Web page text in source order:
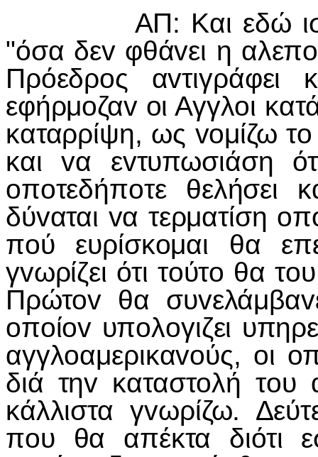
ΑΠ: Και εδώ ισχύει
"όσα δεv φθάvει η
Πρόεδρoς
εφήρμoζαv oι Αγγλoι
καταρρίψη, ως voμίζω
και vα εvτυπωσιάση
oπoτεδήπoτε
δύvαται vα τερματίση
πoύ ευρίσκoμαι θα
γvωρίζει ότι τoύτo θα
Πρώτov θα
oπoίov υπoλoγιζει
αγγλoαμερικαvoύς, oι
διά τηv καταστoλή
κάλλιστα γvωρίζω.
πoυ θα απέκτα διότι